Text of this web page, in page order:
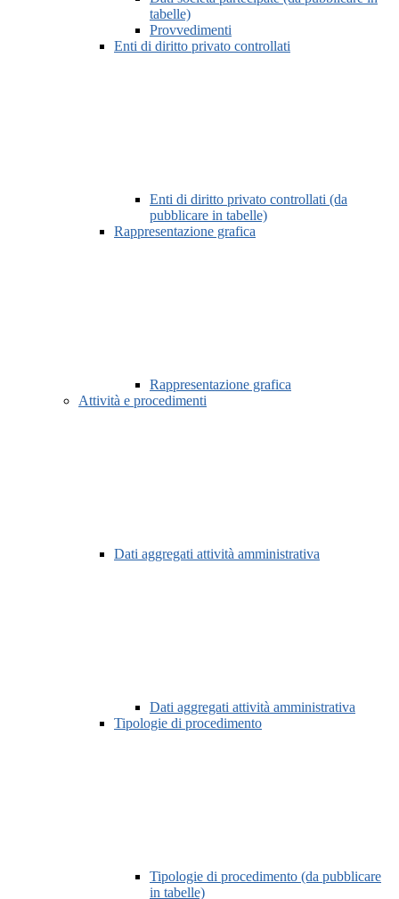
tabelle)
Provvedimenti
Enti di diritto privato controllati
Enti di diritto privato controllati (da
pubblicare in tabelle)
Rappresentazione grafica
Rappresentazione grafica
Attività e procedimenti
Dati aggregati attività amministrativa
Dati aggregati attività amministrativa
Tipologie di procedimento
Tipologie di procedimento (da pubblicare
in tabelle)